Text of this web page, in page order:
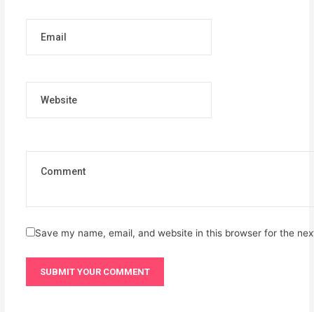
Save my name, email, and website in this browser for the